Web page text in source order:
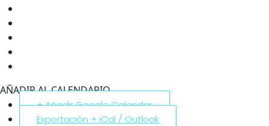
AÑADIR AL CALENDARIO
+ Añadir Google Calendar
Exportación + iCal / Outlook